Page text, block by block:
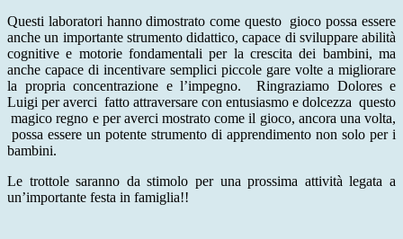
Questi laboratori hanno dimostrato come questo gioco possa essere
anche un importante strumento didattico, capace di sviluppare abilità
cognitive e motorie fondamentali per la crescita dei bambini, ma
anche capace di incentivare semplici piccole gare volte a migliorare
la propria concentrazione e l’impegno.
Ringraziamo Dolores e
Luigi per averci fatto attraversare con entusiasmo e dolcezza questo
magico regno e per averci mostrato come il gioco, ancora una volta,
possa essere un potente strumento di apprendimento non solo per i
bambini.
Le trottole saranno da stimolo per una prossima attività legata a
un’importante festa in famiglia!!